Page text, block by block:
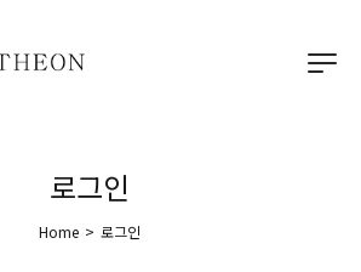
로그인
Home > 로그인